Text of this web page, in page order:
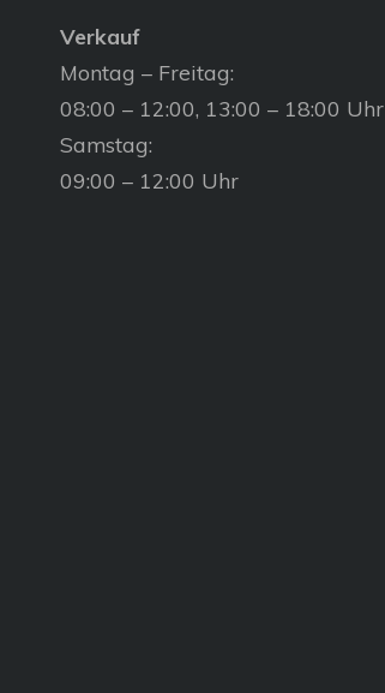
Verkauf
Montag – Freitag:
08:00 – 12:00, 13:00 – 18:00 Uhr
Samstag:
09:00 – 12:00 Uhr